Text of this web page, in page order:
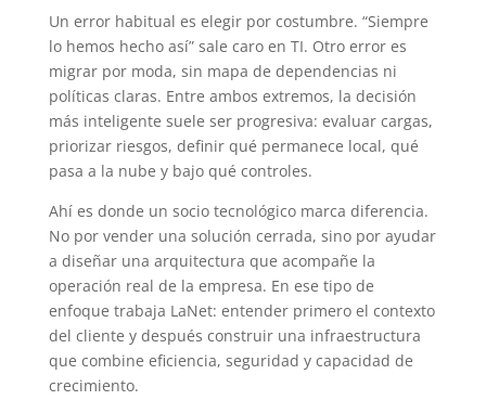
Un error habitual es elegir por costumbre. “Siempre
lo hemos hecho así” sale caro en TI. Otro error es
migrar por moda, sin mapa de dependencias ni
políticas claras. Entre ambos extremos, la decisión
más inteligente suele ser progresiva: evaluar cargas,
priorizar riesgos, definir qué permanece local, qué
pasa a la nube y bajo qué controles.
Ahí es donde un socio tecnológico marca diferencia.
No por vender una solución cerrada, sino por ayudar
a diseñar una arquitectura que acompañe la
operación real de la empresa. En ese tipo de
enfoque trabaja LaNet: entender primero el contexto
del cliente y después construir una infraestructura
que combine eficiencia, seguridad y capacidad de
crecimiento.